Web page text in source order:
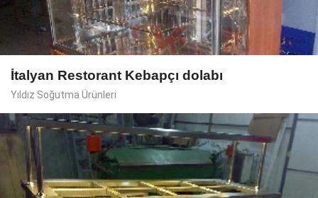
İtalyan Restorant Kebapçı dolabı
Yıldız Soğutma Ürünleri